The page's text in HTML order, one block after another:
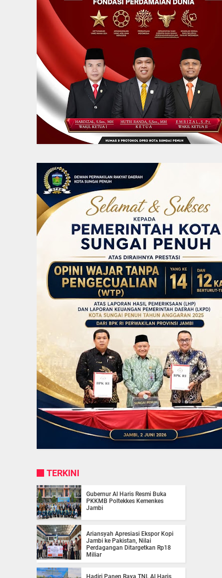
TERKINI
Gubernur Al Haris Resmi Buka
PKKMB Poltekkes Kemenkes
Jambi
Ariansyah Apresiasi Ekspor Kopi
Jambi ke Pakistan, Nilai
Perdagangan Ditargetkan Rp18
Miliar
Hadiri Panen Raya TNI, Al Haris